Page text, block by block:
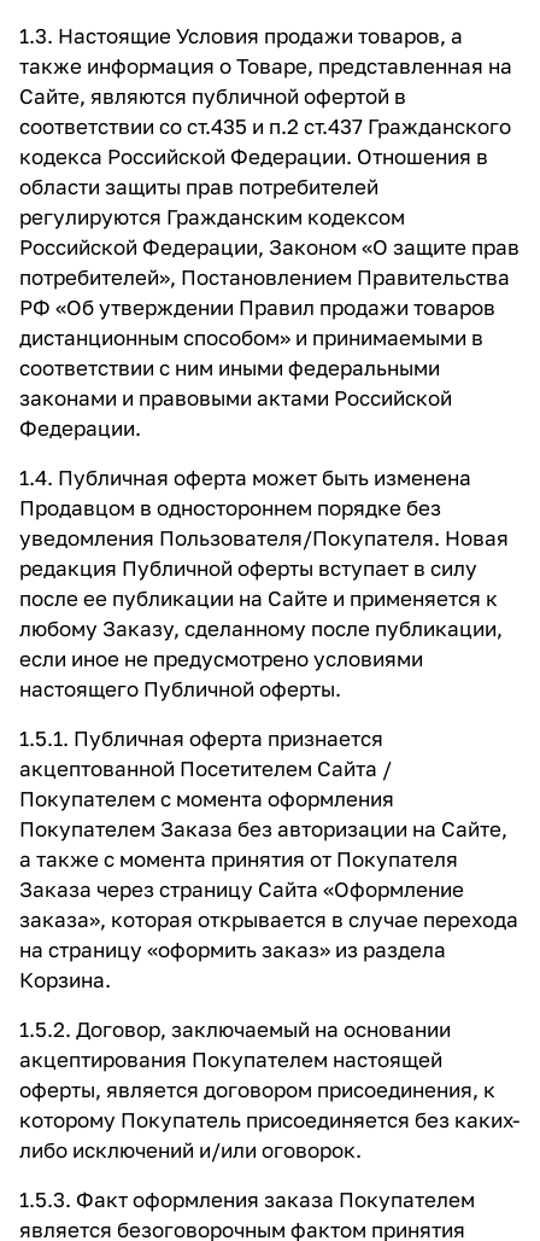
1.3. Настоящие Условия продажи товаров, а
также информация о Товаре, представленная на
Сайте, являются публичной офертой в
соответствии со ст.435 и п.2 ст.437 Гражданского
кодекса Российской Федерации. Отношения в
области защиты прав потребителей
регулируются Гражданским кодексом
Российской Федерации, Законом «О защите прав
потребителей», Постановлением Правительства
РФ «Об утверждении Правил продажи товаров
дистанционным способом» и принимаемыми в
соответствии с ним иными федеральными
законами и правовыми актами Российской
Федерации.
1.4. Публичная оферта может быть изменена
Продавцом в одностороннем порядке без
уведомления Пользователя/Покупателя. Новая
редакция Публичной оферты вступает в силу
после ее публикации на Сайте и применяется к
любому Заказу, сделанному после публикации,
если иное не предусмотрено условиями
настоящего Публичной оферты.
1.5.1. Публичная оферта признается
акцептованной Посетителем Сайта /
Покупателем с момента оформления
Покупателем Заказа без авторизации на Сайте,
а также с момента принятия от Покупателя
Заказа через страницу Сайта «Оформление
заказа», которая открывается в случае перехода
на страницу «оформить заказ» из раздела
Корзина.
1.5.2. Договор, заключаемый на основании
акцептирования Покупателем настоящей
оферты, является договором присоединения, к
которому Покупатель присоединяется без каких-
либо исключений и/или оговорок.
1.5.3. Факт оформления заказа Покупателем
является безоговорочным фактом принятия